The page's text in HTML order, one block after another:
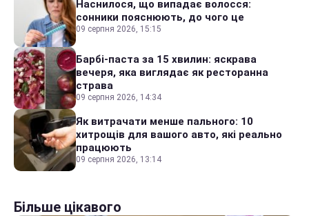
Наснилося, що випадає волосся:
сонники пояснюють, до чого це
09 серпня 2026, 15:15
Барбі-паста за 15 хвилин: яскрава
вечеря, яка виглядає як ресторанна
страва
09 серпня 2026, 14:34
Як витрачати менше пального: 10
хитрощів для вашого авто, які реально
працюють
09 серпня 2026, 13:14
Більше цікавого